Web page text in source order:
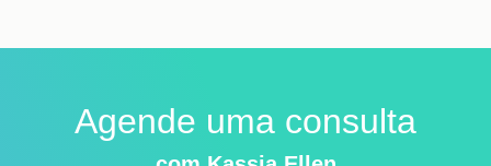
Agende uma consulta